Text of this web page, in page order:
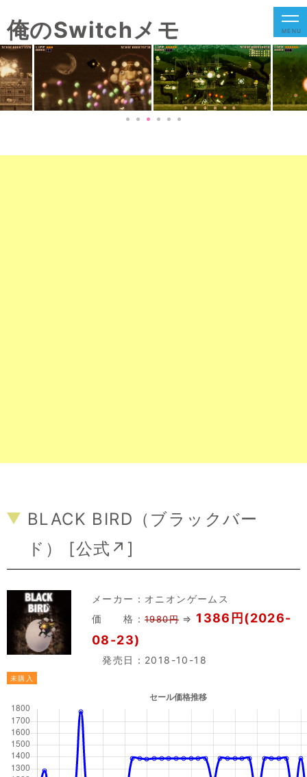
俺のSwitchメモ MENU
BLACK BIRD（ブラックバー
ド） [公式↗ ]
メーカー： オニオンゲームス
価 格： 1980円 ⇒ 1386円(2026-
08-23)
発売日：2018-10-18
未購入